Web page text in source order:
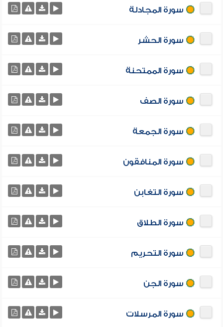
سورة المجادلة
سورة الحشر
سورة الممتحنة
سورة الصف
سورة الجمعة
سورة المنافقون
سورة التغابن
سورة الطلاق
سورة التحريم
سورة الجن
سورة المرسلات